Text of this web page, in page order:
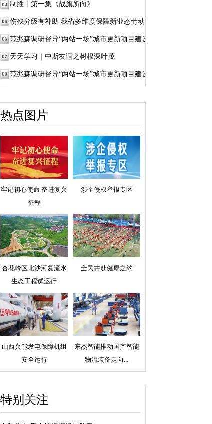
制胜丨第一集《战旗所向》
伤残分级有补助 我省多维度保障新业态劳动者...
范兆森调研督导“两站一场”城市更新项目建设
天天学习｜中斯友谊之树根深叶茂
范兆森调研督导“两站一场”城市更新项目建设
热点图片
牢记初心使命 奋进复兴
征程
涉企侵权举报专区
杏花岭区北沙河复流水
生态工程试运行
全民共赴健康之约
山西兴能发电保障机组
安全运行
东杰智能推动国产智能
物流装备走向...
特别关注